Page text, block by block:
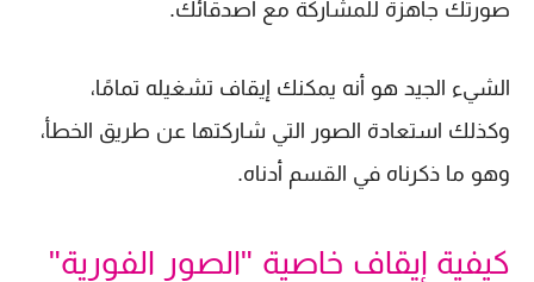
صورتك جاهزة للمشاركة مع أصدقائك.
الشيء الجيد هو أنه يمكنك إيقاف تشغيله تمامًا،
وكذلك استعادة الصور التي شاركتها عن طريق الخطأ،
وهو ما ذكرناه في القسم أدناه.
كيفية إيقاف خاصية "الصور الفورية"